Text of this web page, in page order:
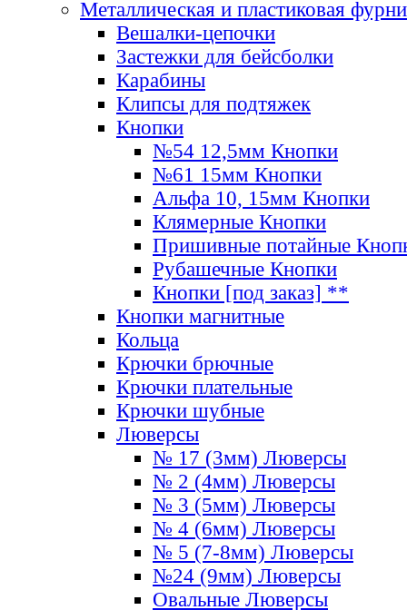
Металлическая и пластиковая
Вешалки-цепочки
Застежки для бейсболки
Карабины
Клипсы для подтяжек
Кнопки
№54 12,5мм Кнопки
№61 15мм Кнопки
Альфа 10, 15мм Кнопки
Клямерные Кнопки
Пришивные потайные
Рубашечные Кнопки
Кнопки [под заказ] **
Кнопки магнитные
Кольца
Крючки брючные
Крючки плательные
Крючки шубные
Люверсы
№ 17 (3мм) Люверсы
№ 2 (4мм) Люверсы
№ 3 (5мм) Люверсы
№ 4 (6мм) Люверсы
№ 5 (7-8мм) Люверсы
№24 (9мм) Люверсы
Овальные Люверсы